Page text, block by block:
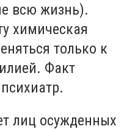
всю жизнь).
химическая
только к
Факт
лиц осужденных